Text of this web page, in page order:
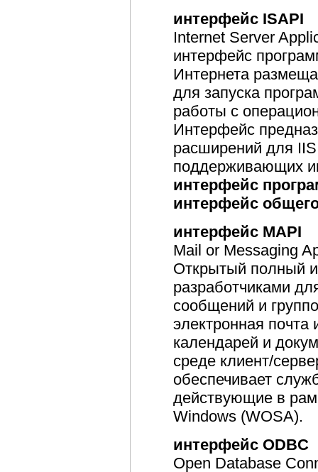
интерфейс ISAPI
Internet Server
интерфейс
Интернета
для запуска
работы с
Интерфейс
расширений для IIS
поддерживающих
интерфейс
интерфейс
интерфейс MAPI
Mail or Messaging
Открытый полный
разработчиками
сообщений и
электронная
календарей и
среде клиент/
обеспечивает
действующие в
Windows (WOSA).
интерфейс ODBC
Open Database